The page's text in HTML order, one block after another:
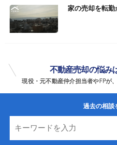
家の売却を転
不動産売却の悩み
現役・元不動産仲介担当者やFPが
過去の相談